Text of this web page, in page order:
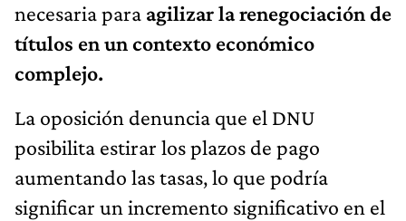
necesaria para agilizar la renegociación de
títulos en un contexto económico
complejo.
La oposición denuncia que el DNU
posibilita estirar los plazos de pago
aumentando las tasas, lo que podría
significar un incremento significativo en el